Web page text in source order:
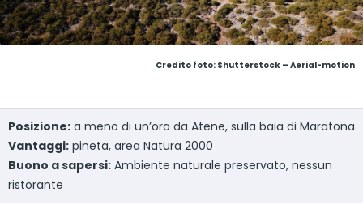
Credito foto: Shutterstock – Aerial-motion
Posizione: a meno di un’ora da Atene, sulla baia di Maratona
Vantaggi: pineta, area Natura 2000
Buono a sapersi: Ambiente naturale preservato, nessun
ristorante